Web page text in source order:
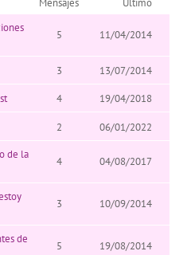
5 11/04/2014
3 13/07/2014
4 19/04/2018
2
06/01/2022
de la
4 04/08/2017
3 10/09/2014
de
5 19/08/2014